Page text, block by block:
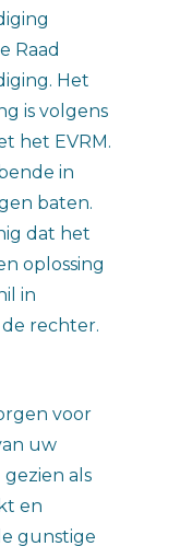
Raad
Het
is volgens
het EVRM.
in
baten.
dat het
oplossing
in
rechter.
voor
uw
gezien als
en
gunstige